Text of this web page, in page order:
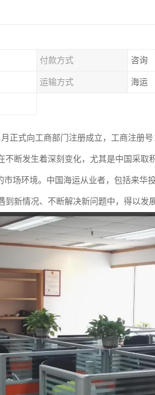
付款方式 咨询
运输方式 海运
式向工商部门注册成立，工商注册号
断发生着深刻变化，尤其是中国采取
场环境。中国海运从业者，包括来华
新情况、不断解决新问题中，得以发